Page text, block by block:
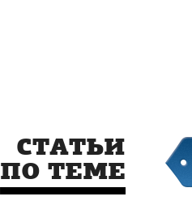
СТАТЬИ
ПО ТЕМЕ